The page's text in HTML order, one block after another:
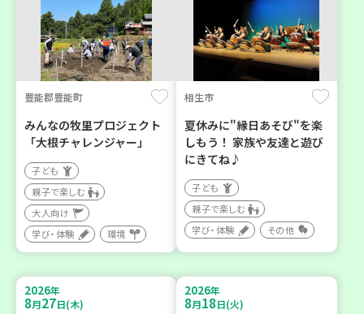
豊能郡豊能町
みんなの牧里プロジェクト
「大根チャレンジャー」
子ども
親子で楽しむ
大人向け
学び・体験
環境
相生市
夏休みに"縁日あそび"を楽
しもう！ 家族や友達と遊び
にきてね♪
子ども
親子で楽しむ
学び・体験
その他
2026年
8月27日(木)
2026年
8月18日(火)